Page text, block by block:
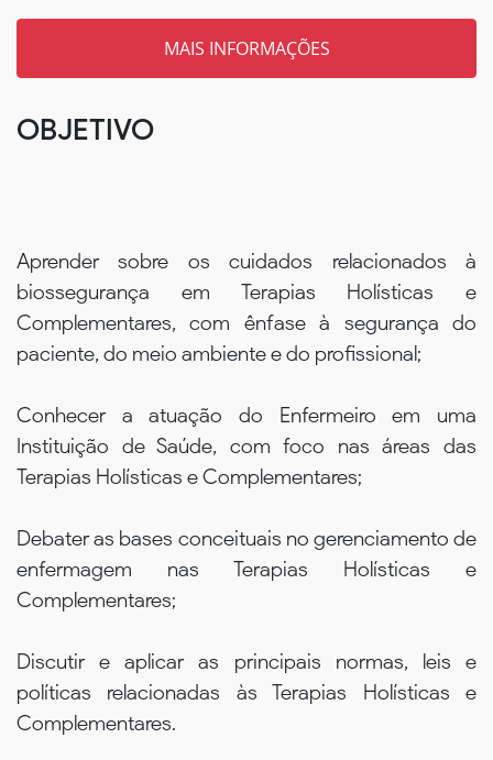
OBJETIVO
Aprender sobre os cuidados relacionados à
biossegurança em Terapias Holísticas e
Complementares, com ênfase à segurança do
paciente, do meio ambiente e do profissional;
Conhecer a atuação do Enfermeiro em uma
Instituição de Saúde, com foco nas áreas das
Terapias Holísticas e Complementares;
Debater as bases conceituais no gerenciamento de
enfermagem nas Terapias Holísticas e
Complementares;
Discutir e aplicar as principais normas, leis e
políticas relacionadas às Terapias Holísticas e
Complementares.